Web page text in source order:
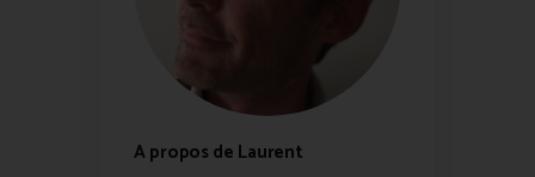
A propos de Laurent